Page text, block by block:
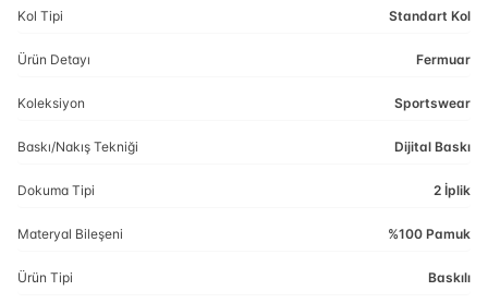
Kol Tipi Standart Kol
Ürün Detayı Fermuar
Koleksiyon Sportswear
Baskı/Nakış Tekniği Dijital Baskı
Dokuma Tipi 2 İplik
Materyal Bileşeni %100 Pamuk
Ürün Tipi Baskılı